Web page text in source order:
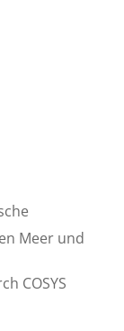
Meer und
COSYS